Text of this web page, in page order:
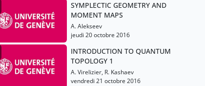
SYMPLECTIC GEOMETRY AND
MOMENT MAPS
A. Alekseev
jeudi 20 octobre 2016
INTRODUCTION TO QUANTUM
TOPOLOGY 1
A. Virelizier, R. Kashaev
vendredi 21 octobre 2016